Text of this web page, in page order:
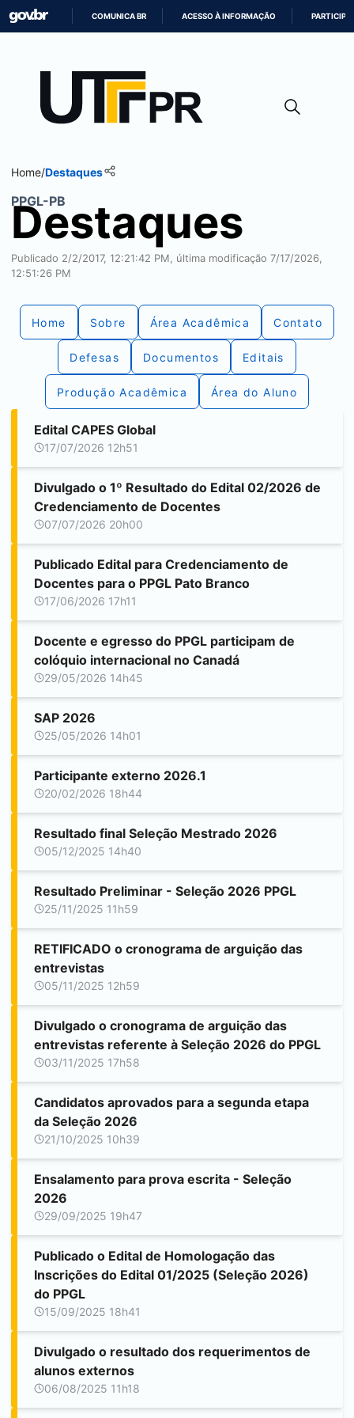
CONTEÚDO
COMUNICA BR ACESSO À INFORMAÇÃO PARTICIPE
Home/Destaques
PPGL-PB
Destaques
Publicado 2/2/2017, 12:21:42 PM, última modificação 7/17/2026,
12:51:26 PM
Home Sobre Área Acadêmica Contato
Defesas Documentos Editais
Produção Acadêmica Área do Aluno
Edital CAPES Global
17/07/2026 12h51
Divulgado o 1º Resultado do Edital 02/2026 de
Credenciamento de Docentes
07/07/2026 20h00
Publicado Edital para Credenciamento de
Docentes para o PPGL Pato Branco
17/06/2026 17h11
Docente e egresso do PPGL participam de
colóquio internacional no Canadá
29/05/2026 14h45
SAP 2026
25/05/2026 14h01
Participante externo 2026.1
20/02/2026 18h44
Resultado final Seleção Mestrado 2026
05/12/2025 14h40
Resultado Preliminar - Seleção 2026 PPGL
25/11/2025 11h59
RETIFICADO o cronograma de arguição das
entrevistas
05/11/2025 12h59
Divulgado o cronograma de arguição das
entrevistas referente à Seleção 2026 do PPGL
03/11/2025 17h58
Candidatos aprovados para a segunda etapa
da Seleção 2026
21/10/2025 10h39
Ensalamento para prova escrita - Seleção
2026
29/09/2025 19h47
Publicado o Edital de Homologação das
Inscrições do Edital 01/2025 (Seleção 2026)
do PPGL
15/09/2025 18h41
Divulgado o resultado dos requerimentos de
alunos externos
06/08/2025 11h18